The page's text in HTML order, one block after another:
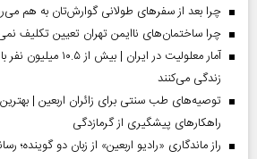
چرا بعد از سفرهای طولانی گوارش‌تان به هم
چرا ساختمان‌های ناایمن تهران تعیین تکلیف
آمار معلولیت در ایران |
زندگی می‌کنند
توصیه‌های طب سنتی برای زائران اربعین |
راهکارهای پیشگیری از گرمازدگی
راز ماندگاری «رادیو اربعین» از زبان دو